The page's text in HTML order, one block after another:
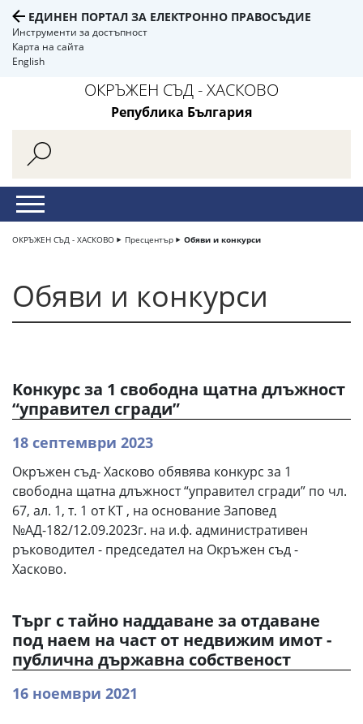
ЕДИНЕН ПОРТАЛ ЗА ЕЛЕКТРОННО ПРАВОСЪДИЕ
Инструменти за достъпност
Карта на сайта
English
ОКРЪЖЕН СЪД - ХАСКОВО
Република България
ОКРЪЖЕН СЪД - ХАСКОВО Пресцентър Обяви и конкурси
Обяви и конкурси
Kонкурс за 1 свободна щатна длъжност
“управител сгради”
18 септември 2023
Окръжен съд- Хасково обявява конкурс за 1
свободна щатна длъжност “управител сгради” по чл.
67, ал. 1, т. 1 от КТ , на основание Заповед
№АД-182/12.09.2023г. на и.ф. административен
ръководител - председател на Окръжен съд -
Хасково.
Търг с тайно наддаване за отдаване
под наем на част от недвижим имот -
публична държавна собственост
16 ноември 2021